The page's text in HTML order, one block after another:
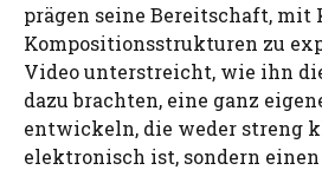
prägen seine Bereitschaft, mit
Kompositionsstrukturen zu
Video unterstreicht, wie ihn
dazu brachten, eine ganz
entwickeln, die weder streng
elektronisch ist, sondern